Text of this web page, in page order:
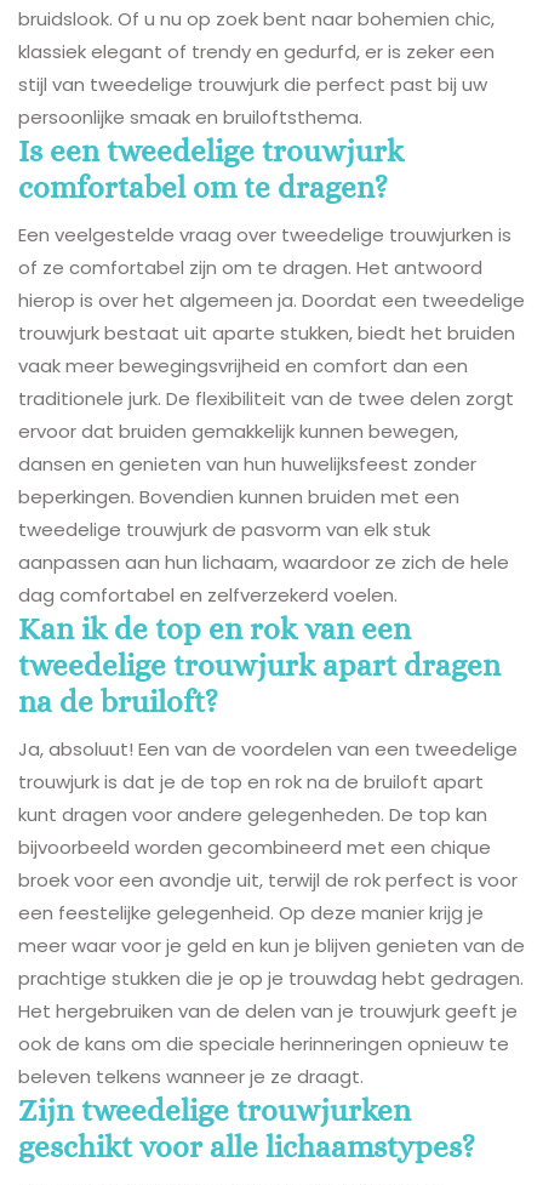
bruidslook. Of u nu op zoek bent naar bohemien chic,
klassiek elegant of trendy en gedurfd, er is zeker een
stijl van tweedelige trouwjurk die perfect past bij uw
persoonlijke smaak en bruiloftsthema.
Is een tweedelige trouwjurk
comfortabel om te dragen?
Een veelgestelde vraag over tweedelige trouwjurken is
of ze comfortabel zijn om te dragen. Het antwoord
hierop is over het algemeen ja. Doordat een tweedelige
trouwjurk bestaat uit aparte stukken, biedt het bruiden
vaak meer bewegingsvrijheid en comfort dan een
traditionele jurk. De flexibiliteit van de twee delen zorgt
ervoor dat bruiden gemakkelijk kunnen bewegen,
dansen en genieten van hun huwelijksfeest zonder
beperkingen. Bovendien kunnen bruiden met een
tweedelige trouwjurk de pasvorm van elk stuk
aanpassen aan hun lichaam, waardoor ze zich de hele
dag comfortabel en zelfverzekerd voelen.
Kan ik de top en rok van een
tweedelige trouwjurk apart dragen
na de bruiloft?
Ja, absoluut! Een van de voordelen van een tweedelige
trouwjurk is dat je de top en rok na de bruiloft apart
kunt dragen voor andere gelegenheden. De top kan
bijvoorbeeld worden gecombineerd met een chique
broek voor een avondje uit, terwijl de rok perfect is voor
een feestelijke gelegenheid. Op deze manier krijg je
meer waar voor je geld en kun je blijven genieten van de
prachtige stukken die je op je trouwdag hebt gedragen.
Het hergebruiken van de delen van je trouwjurk geeft je
ook de kans om die speciale herinneringen opnieuw te
beleven telkens wanneer je ze draagt.
Zijn tweedelige trouwjurken
geschikt voor alle lichaamstypes?